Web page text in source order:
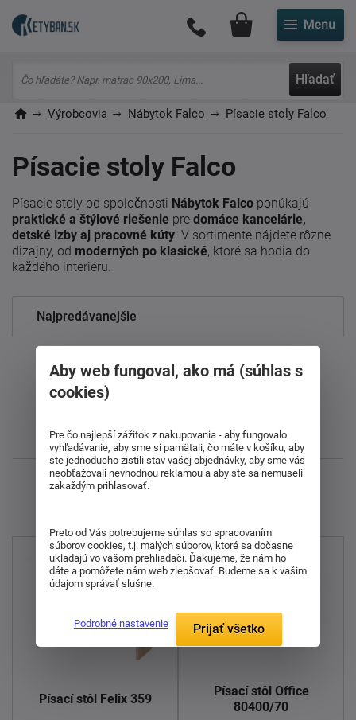
Hľadať
Môj účet
Výrobcovia Nábytok Falco Písacie stoly Falco
Písacie stoly Falco
Písacie stoly od spoločnosti Nábytok Falco ponúkajú
praktické a štýlové riešenie pre domáce kancelárie,
detské izby aj pracovné kúty. V sortimente nájdete rôzne
dizajny, od moderných po klasické, ktoré sa hodia do
každého interiéru.
Najpredávanejšie
Od najlacnejšieho
Najnovšie
Zobrazujem 1 - 10 z 10
Písací stôl Felix 359
Písací stôl Office
80400/70
Aby web fungoval, ako má (súhlas s
cookies)
Pre čo najlepší zážitok z nakupovania - aby fungovalo
vyhľadávanie, aby sme si pamätali, čo máte v košíku, aby
ste jednoducho zistili stav vašej objednávky, aby sme vás
neobťažovali nevhodnou reklamou a aby ste sa nemuseli
zakaždým prihlasovať.
Preto od Vás potrebujeme súhlas so spracovaním
súborov cookies, t.j. malých súborov, ktoré sa dočasne
ukladajú vo vašom prehliadači. Ďakujeme, že nám ho
dáte a pomôžete nám web zlepšovať. Budeme sa k vašim
údajom správať slušne.
Podrobné nastavenie Prijať všetko